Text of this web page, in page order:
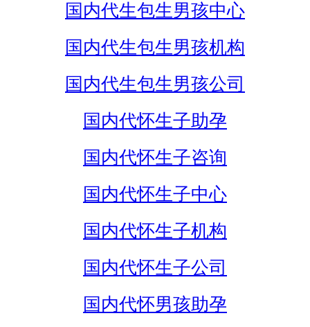
国内代生包生男孩中心
国内代生包生男孩机构
国内代生包生男孩公司
国内代怀生子助孕
国内代怀生子咨询
国内代怀生子中心
国内代怀生子机构
国内代怀生子公司
国内代怀男孩助孕